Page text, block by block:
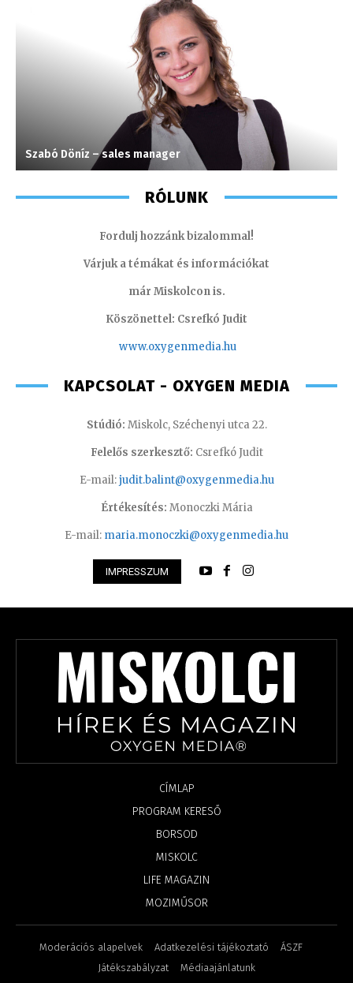
Szabó Döníz – sales manager
RÓLUNK
Fordulj hozzánk bizalommal!
Várjuk a témákat és információkat
már Miskolcon is.
Köszönettel: Csrefkó Judit
www.oxygenmedia.hu
KAPCSOLAT - OXYGEN MEDIA
Stúdió: Miskolc, Széchenyi utca 22.
Felelős szerkesztő: Csrefkó Judit
E-mail:judit.balint@oxygenmedia.hu
Értékesítés: Monoczki Mária
E-mail: maria.monoczki@oxygenmedia.hu
IMPRESSZUM
CÍMLAP
PROGRAM KERESŐ
BORSOD
MISKOLC
LIFE MAGAZIN
MOZIMŰSOR
Moderációs alapelvek Adatkezelési tájékoztató
ÁSZF
Játékszabályzat
Médiaajánlatunk